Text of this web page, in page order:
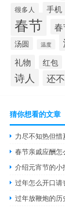
很多人 手机
春节
汤圆 温度
礼物 红包
诗人 还不
猜你想看的文章
力尽不知热但
春节亲戚应酬怎
介绍元宵节的小
过年怎么开口请
过年放鞭炮的历